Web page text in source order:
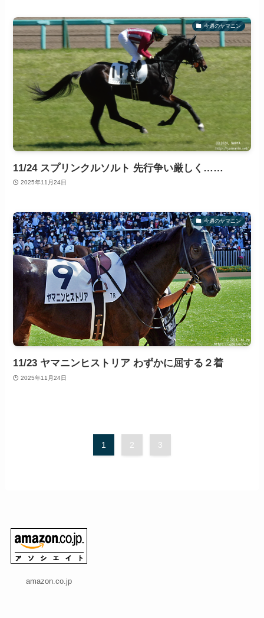
今週のヤマニン
11/24 スプリンクルソルト 先行争い厳しく……
2025年11月24日
今週のヤマニン
11/23 ヤマニンヒストリア わずかに屈する２着
2025年11月24日
1 2 3
amazon.co.jp